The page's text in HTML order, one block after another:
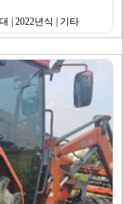
| 2022년식 | 기타